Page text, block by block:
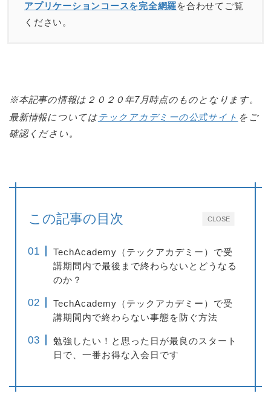
アプリケーションコースを完全網羅を合わせてご覧
ください。
※本記事の情報は２０２０年7月時点のものとなります。
最新情報についてはテックアカデミーの公式サイト をご
確認ください。
CLOSE
この記事の目次
TechAcademy（テックアカデミー）で受
講期間内で最後まで終わらないとどうなる
のか？
TechAcademy（テックアカデミー）で受
講期間内で終わらない事態を防ぐ方法
勉強したい！と思った日が最良のスタート
日で、一番お得な入会日です